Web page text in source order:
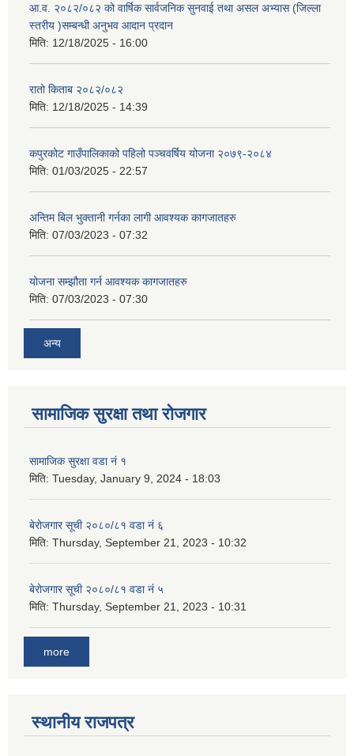
आ.व. २०८२/०८२ को वार्षिक सार्वजनिक सुनवाई तथा असल अभ्यास (जिल्ला
स्तरीय )सम्बन्धी अनुभव आदान प्रदान
मिति: 12/18/2025 - 16:00
रातो किताब २०८२/०८२
मिति: 12/18/2025 - 14:39
कपुरकोट गाउँपालिकाको पहिलो पञ्चवर्षिय योजना २०७९-२०८४
मिति: 01/03/2025 - 22:57
अन्तिम बिल भुक्तानी गर्नका लागी आवश्यक कागजातहरु
मिति: 07/03/2023 - 07:32
योजना सम्झौता गर्न आवश्यक कागजातहरु
मिति: 07/03/2023 - 07:30
अन्य
सामाजिक सुरक्षा तथा रोजगार
सामाजिक सुरक्षा वडा नं १
मिति: Tuesday, January 9, 2024 - 18:03
बेरोजगार सूची २०८०/८१ वडा नं ६
मिति: Thursday, September 21, 2023 - 10:32
बेरोजगार सूची २०८०/८१ वडा नं ५
मिति: Thursday, September 21, 2023 - 10:31
more
स्थानीय राजपत्र